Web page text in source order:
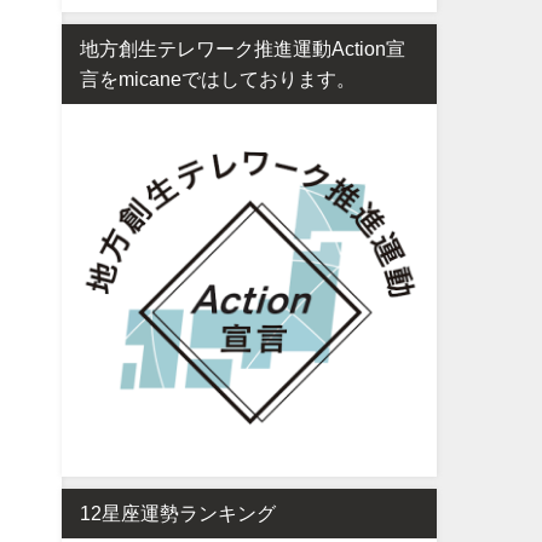
地方創生テレワーク推進運動Action宣
言をmicaneではしております。
12星座運勢ランキング